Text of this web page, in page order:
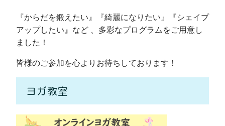
『からだを鍛えたい』『綺麗になりたい』『シェイプ
アップしたい』など 、多彩なプログラムをご用意し
ました！
皆様のご参加を心よりお待ちしております！
ヨガ教室